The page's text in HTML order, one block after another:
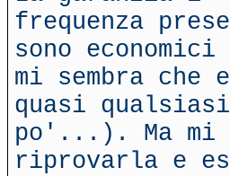
frequenza
sono
mi sembra che
quasi
po'...). Ma mi
riprovarla e